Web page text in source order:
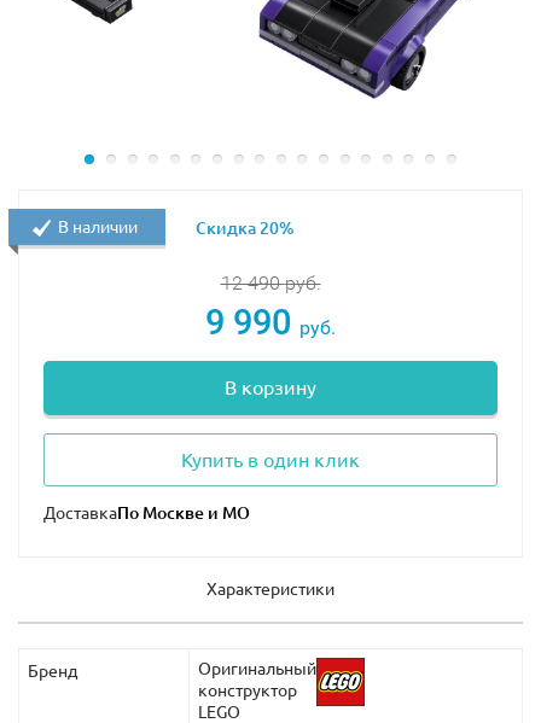
из 665 деталей, которые отлично соединяются и
разъединяются между собой, исключая какой-либо
дискомфорт во время сборки. Пошаговая доступная
инструкция позволит детям самостоятельно без
высокотехнологичную модель Jeep. Яркий и
украшением интерьера любой комнаты.
как для детей, так и для взрослых. В особенности
оценят конструктор те, кто увлекается
автомобилестроением или собирает модели самых
эффектных и необычных автомобилей. Купить набор
можно на нашем сайте, где вы сможете найти еще
массу вариантов для подарка на любой возраст и
12 490руб.
9 990 руб.
В корзину
Купить в один клик
Доставка
В наличии Скидка 20%
Характеристики
Бренд
Оригинальный
конструктор
LEGO